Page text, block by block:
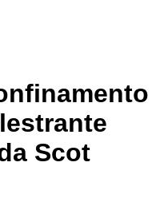
Scot